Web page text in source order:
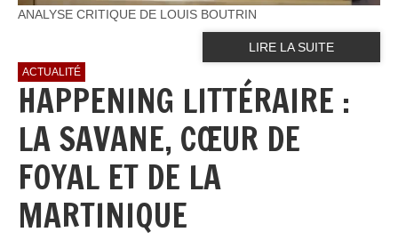
ANALYSE CRITIQUE DE LOUIS BOUTRIN
LIRE LA SUITE
ACTUALITÉ
HAPPENING LITTÉRAIRE :
LA SAVANE, CŒUR DE
FOYAL ET DE LA
MARTINIQUE